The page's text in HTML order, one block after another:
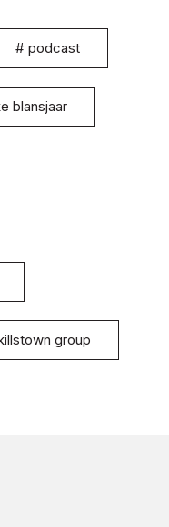
# podcast
blansjaar
group